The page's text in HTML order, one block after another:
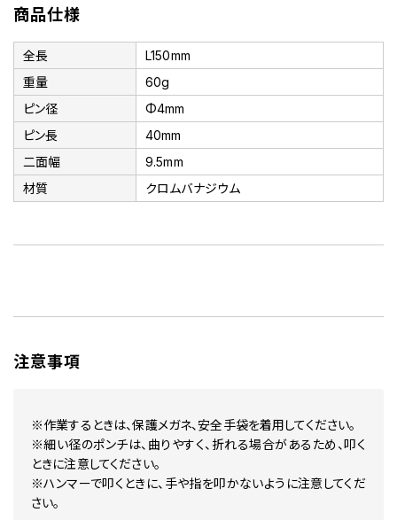
商品仕様
全長
L150mm
重量
60g
ピン径
Φ4mm
ピン長
40mm
二面幅
9.5mm
材質
クロムバナジウム
注意事項
※作業するときは、保護メガネ、安全手袋を着用してください。
※細い径のポンチは、曲りやすく、折れる場合があるため、叩く
ときに注意してください。
※ハンマーで叩くときに、手や指を叩かないように注意してくだ
さい。